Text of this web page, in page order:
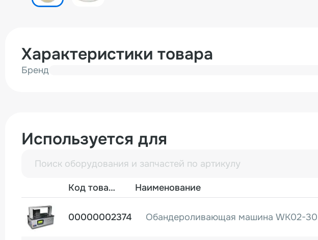
Характеристики товара
Бренд
Используется для
Код товара Наименование
00000002374 Обандероливающая машина WK02-30